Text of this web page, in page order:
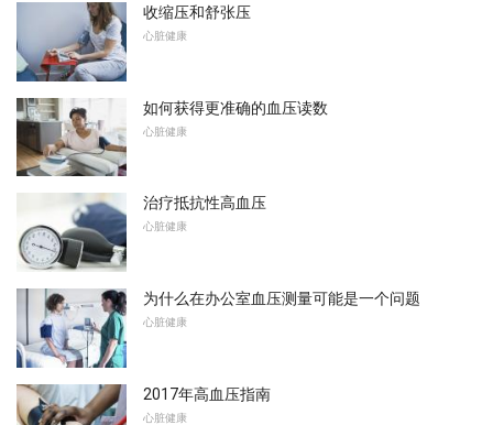
收缩压和舒张压
心脏健康
如何获得更准确的血压读数
心脏健康
治疗抵抗性高血压
心脏健康
为什么在办公室血压测量可能是一个问题
心脏健康
2017年高血压指南
心脏健康